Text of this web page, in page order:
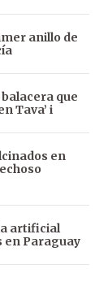
anillo de
que
Tava’ i
en
artificial
en Paraguay